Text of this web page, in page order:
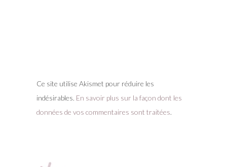
Ce site utilise Akismet pour réduire les
indésirables. En savoir plus sur la façon dont les
données de vos commentaires sont traitées.